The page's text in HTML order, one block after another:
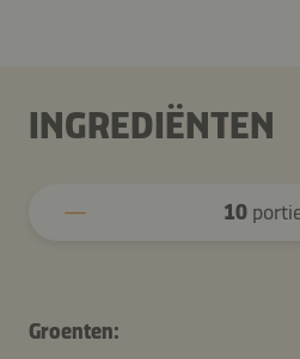
INGREDIËNTEN
10
Groenten: